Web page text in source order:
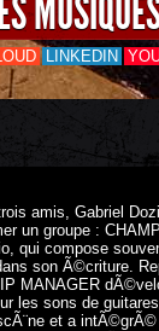
LINKEDIN
amis, Gabriel
un groupe :
qui compose
son Ã©criture.
MANAGER
les sons de
et a intÃ©grÃ©